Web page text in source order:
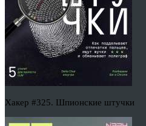
Хакер #325. Шпионские штучки